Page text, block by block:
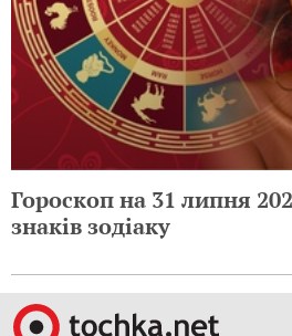
Гороскоп на 31 липня
знаків зодіаку